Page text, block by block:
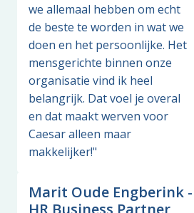
we allemaal hebben om echt
de beste te worden in wat we
doen en het persoonlijke. Het
mensgerichte binnen onze
organisatie vind ik heel
belangrijk. Dat voel je overal
en dat maakt werven voor
Caesar alleen maar
makkelijker!"
Marit Oude Engberink -
HR Business Partner